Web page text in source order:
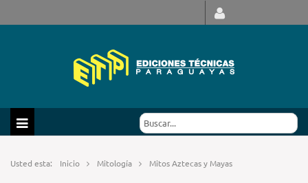
Usted esta: Inicio Mitología Mitos Aztecas y Mayas